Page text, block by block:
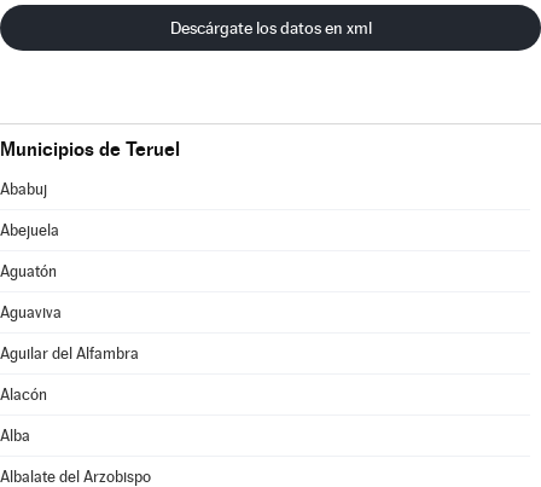
Descárgate los datos en xml
Municipios de Teruel
Ababuj
Abejuela
Aguatón
Aguaviva
Aguilar del Alfambra
Alacón
Alba
Albalate del Arzobispo